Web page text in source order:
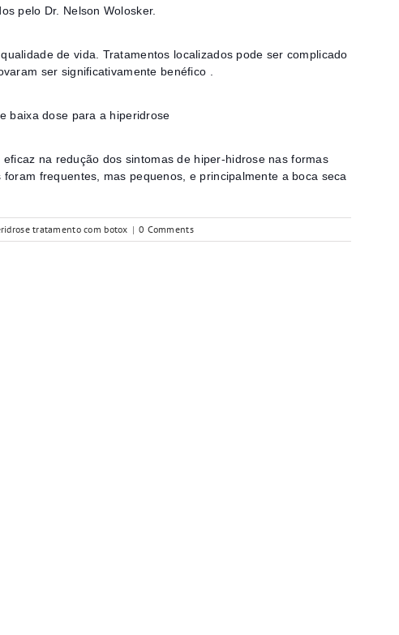
pelo Dr. Nelson Wolosker.
de vida. Tratamentos localizados pode ser complicado
ser significativamente benéfico .
baixa dose para a hiperidrose
na redução dos sintomas de hiper-hidrose nas formas
frequentes, mas pequenos, e principalmente a boca seca
tratamento com botox | 0 Comments